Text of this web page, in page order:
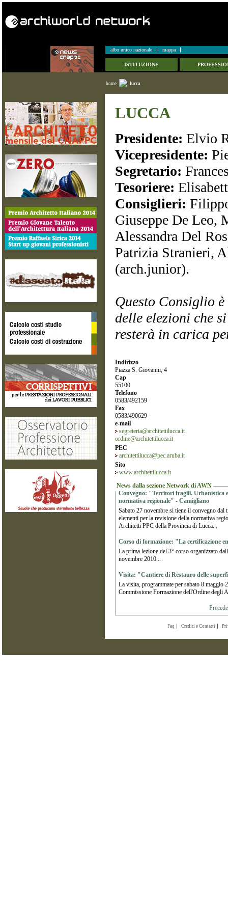
albo unico nazionale mappa
ISTITUZIONE
home lucca
LUCCA
Presidente: Elvio
Vicepresidente:
Segretario:
Tesoriere:
Consiglieri:
Giuseppe De Leo,
Alessandra Del
Patrizia Stranieri,
(arch.junior).
Questo Consiglio
delle elezioni che
resterà in carica
Indirizzo
Piazza S. Giovanni, 4
Cap
55100
Telefono
0583/492159
Fax
0583/490629
e-mail
segreteria@architettilucca.it
ordine@architettilucca.it
PEC
architettilucca@pec.aruba.it
Sito
www.architettilucca.it
News dalla sezione Network di AWN
Convegno: "Territori fragili. Urbanistica
normativa regionale" - Camigliano
Sabato 27 novembre si tiene il convegno
elementi per la revisione della normativa
Architetti PPC della Provincia di Lucca...
Corso di formazione: "La certificazione
La prima lezione del 3° corso organizzato
novembre 2010...
Visita: "Cantiere di Restauro delle
La visita, programmate per sabato 8 maggio
Commissione Formazione dell'Ordine degli
Faq Crediti e Contatti